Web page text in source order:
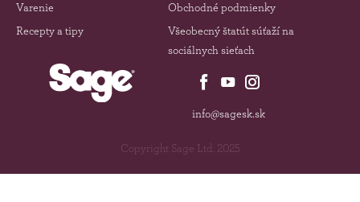
Varenie
Recepty a tipy
Obchodné podmienky
Všeobecný štatút súťaží na
sociálnych sieťach
info@sagesk.sk
Copyright Sage Ltd. 2025